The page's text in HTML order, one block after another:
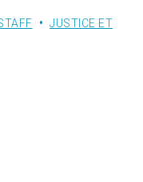
JUSTICE ET